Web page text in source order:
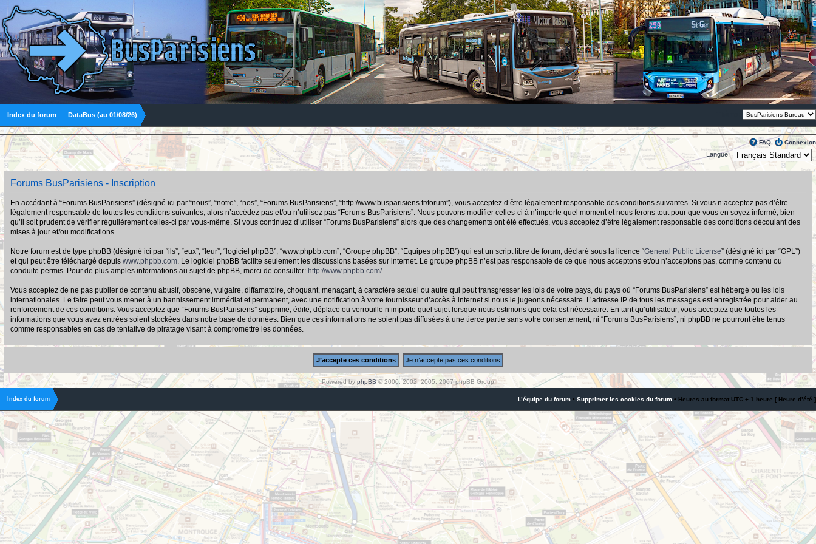
Index du forum DataBus (au 01/08/26)
FAQ Connexion
Langue:
Forums BusParisiens - Inscription
En accédant à “Forums BusParisiens” (désigné ici par “nous”, “notre”, “nos”, “Forums BusParisiens”, “http://www.busparisiens.fr/forum”), vous acceptez d’être légalement responsable des conditions suivantes. Si vous n’acceptez pas d’être
légalement responsable de toutes les conditions suivantes, alors n’accédez pas et/ou n’utilisez pas “Forums BusParisiens”. Nous pouvons modifier celles-ci à n’importe quel moment et nous ferons tout pour que vous en soyez informé, bien
qu’il soit prudent de vérifier régulièrement celles-ci par vous-même. Si vous continuez d’utiliser “Forums BusParisiens” alors que des changements ont été effectués, vous acceptez d’être légalement responsable des conditions découlant des
mises à jour et/ou modifications.
Notre forum est de type phpBB (désigné ici par “ils”, “eux”, “leur”, “logiciel phpBB”, “www.phpbb.com”, “Groupe phpBB”, “Equipes phpBB”) qui est un script libre de forum, déclaré sous la licence “General Public License” (désigné ici par “GPL”)
et qui peut être téléchargé depuis www.phpbb.com. Le logiciel phpBB facilite seulement les discussions basées sur internet. Le groupe phpBB n’est pas responsable de ce que nous acceptons et/ou n’acceptons pas, comme contenu ou
conduite permis. Pour de plus amples informations au sujet de phpBB, merci de consulter: http://www.phpbb.com/.
Vous acceptez de ne pas publier de contenu abusif, obscène, vulgaire, diffamatoire, choquant, menaçant, à caractère sexuel ou autre qui peut transgresser les lois de votre pays, du pays où “Forums BusParisiens” est hébergé ou les lois
internationales. Le faire peut vous mener à un bannissement immédiat et permanent, avec une notification à votre fournisseur d’accès à internet si nous le jugeons nécessaire. L’adresse IP de tous les messages est enregistrée pour aider au
renforcement de ces conditions. Vous acceptez que “Forums BusParisiens” supprime, édite, déplace ou verrouille n’importe quel sujet lorsque nous estimons que cela est nécessaire. En tant qu’utilisateur, vous acceptez que toutes les
informations que vous avez entrées soient stockées dans notre base de données. Bien que ces informations ne soient pas diffusées à une tierce partie sans votre consentement, ni “Forums BusParisiens”, ni phpBB ne pourront être tenus
comme responsables en cas de tentative de piratage visant à compromettre les données.
Powered by phpBB© 2000, 2002, 2005, 2007 phpBB Group
Index du forum L’équipe du forum • Supprimer les cookies du forum • Heures au format UTC + 1 heure [ Heure d’été ]